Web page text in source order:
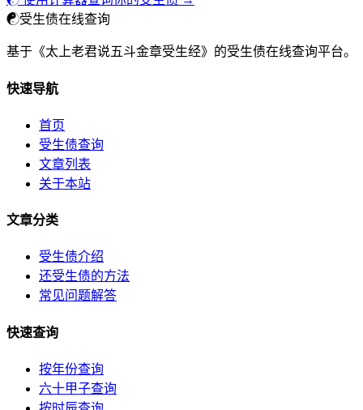
☯受生债在线查询
基于《太上老君说五斗金章受生经》的受生债在线查询平台。
快速导航
首页
受生债查询
文章列表
关于本站
文章分类
受生债介绍
还受生债的方法
常见问题解答
快速查询
按年份查询
六十甲子查询